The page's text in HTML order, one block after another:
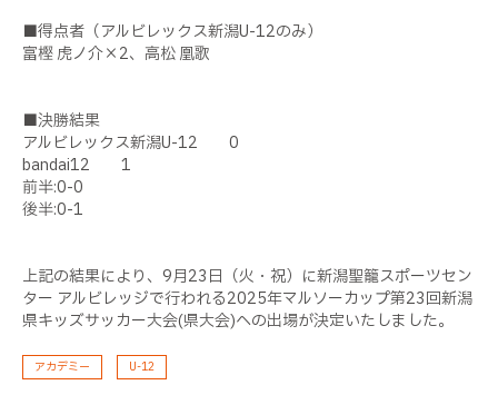
■得点者（アルビレックス新潟U-12のみ）
富樫 虎ノ介×2、高松 凰歌
■決勝結果
アルビレックス新潟U-12 0
bandai12 1
前半:0-0
後半:0-1
上記の結果により、9月23日（火・祝）に新潟聖籠スポーツセン
ター アルビレッジで行われる2025年マルソーカップ第23回新潟
県キッズサッカー大会(県大会)への出場が決定いたしました。
アカデミー U-12